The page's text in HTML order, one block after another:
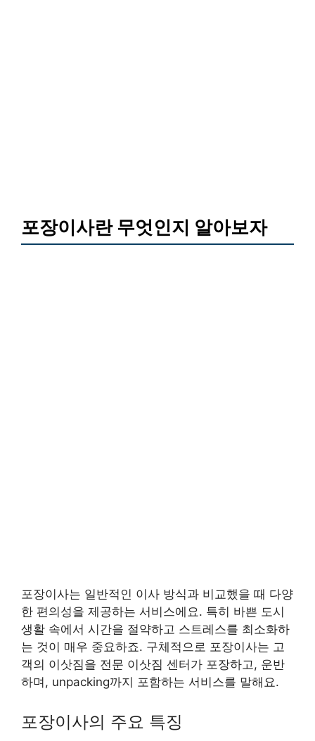
포장이사란 무엇인지 알아보자
포장이사는 일반적인 이사 방식과 비교했을 때 다양
한 편의성을 제공하는 서비스에요. 특히 바쁜 도시
생활 속에서 시간을 절약하고 스트레스를 최소화하
는 것이 매우 중요하죠. 구체적으로 포장이사는 고
객의 이삿짐을 전문 이삿짐 센터가 포장하고, 운반
하며, unpacking까지 포함하는 서비스를 말해요.
포장이사의 주요 특징